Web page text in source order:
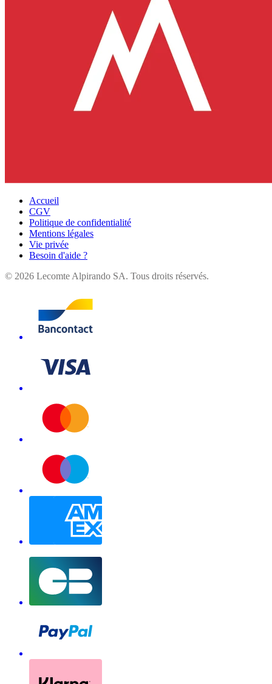
Accueil
CGV
Politique de confidentialité
Mentions légales
Vie privée
Besoin d'aide ?
© 2026 Lecomte Alpirando SA. Tous droits réservés.